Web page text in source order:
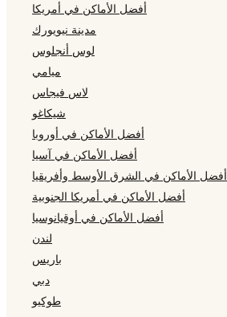
أفضل الأماكن في أمريكا
مدينة نيويورك
لوس أنجلوس
ميامي
لاس فيجاس
شيكاغو
أفضل الأماكن في أوروبا
أفضل الأماكن في آسيا
أفضل الأماكن في الشرق الأوسط وأفريقيا
أفضل الأماكن في أمريكا الجنوبية
أفضل الأماكن في أوقيانوسيا
لندن
باريس
دبي
طوكيو